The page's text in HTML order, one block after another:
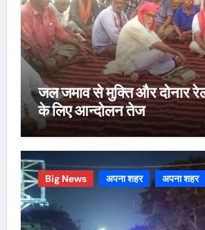
जल जमाव से मुक्ति और दोनार
के लिए आन्दोलन तेज
Big News अपना शहर अपना शहर